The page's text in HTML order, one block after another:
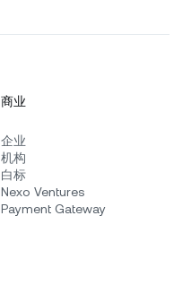
商业
企业
机构
白标
Nexo Ventures
Payment Gateway